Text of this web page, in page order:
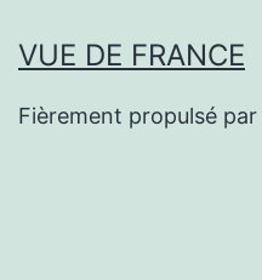
VUE DE FRANCE
Fièrement propulsé par